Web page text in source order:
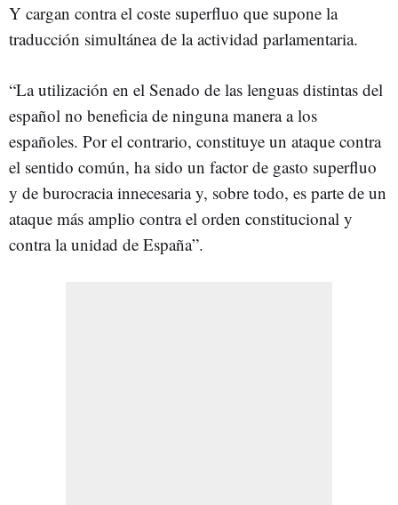
Y cargan contra el coste superfluo que supone la
traducción simultánea de la actividad parlamentaria.
“La utilización en el Senado de las lenguas distintas del
español no beneficia de ninguna manera a los
españoles. Por el contrario, constituye un ataque contra
el sentido común, ha sido un factor de gasto superfluo
y de burocracia innecesaria y, sobre todo, es parte de un
ataque más amplio contra el orden constitucional y
contra la unidad de España”.